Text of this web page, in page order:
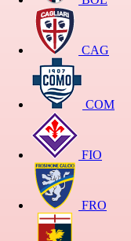
CAG
COM
FIO
FRO